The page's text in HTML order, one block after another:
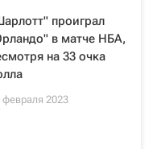
проиграл
в матче НБА,
на 33 очка
февраля 2023